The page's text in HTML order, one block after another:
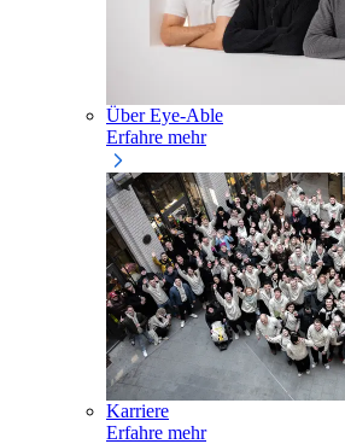
Über Eye-Able
Erfahre mehr
Karriere
Erfahre mehr